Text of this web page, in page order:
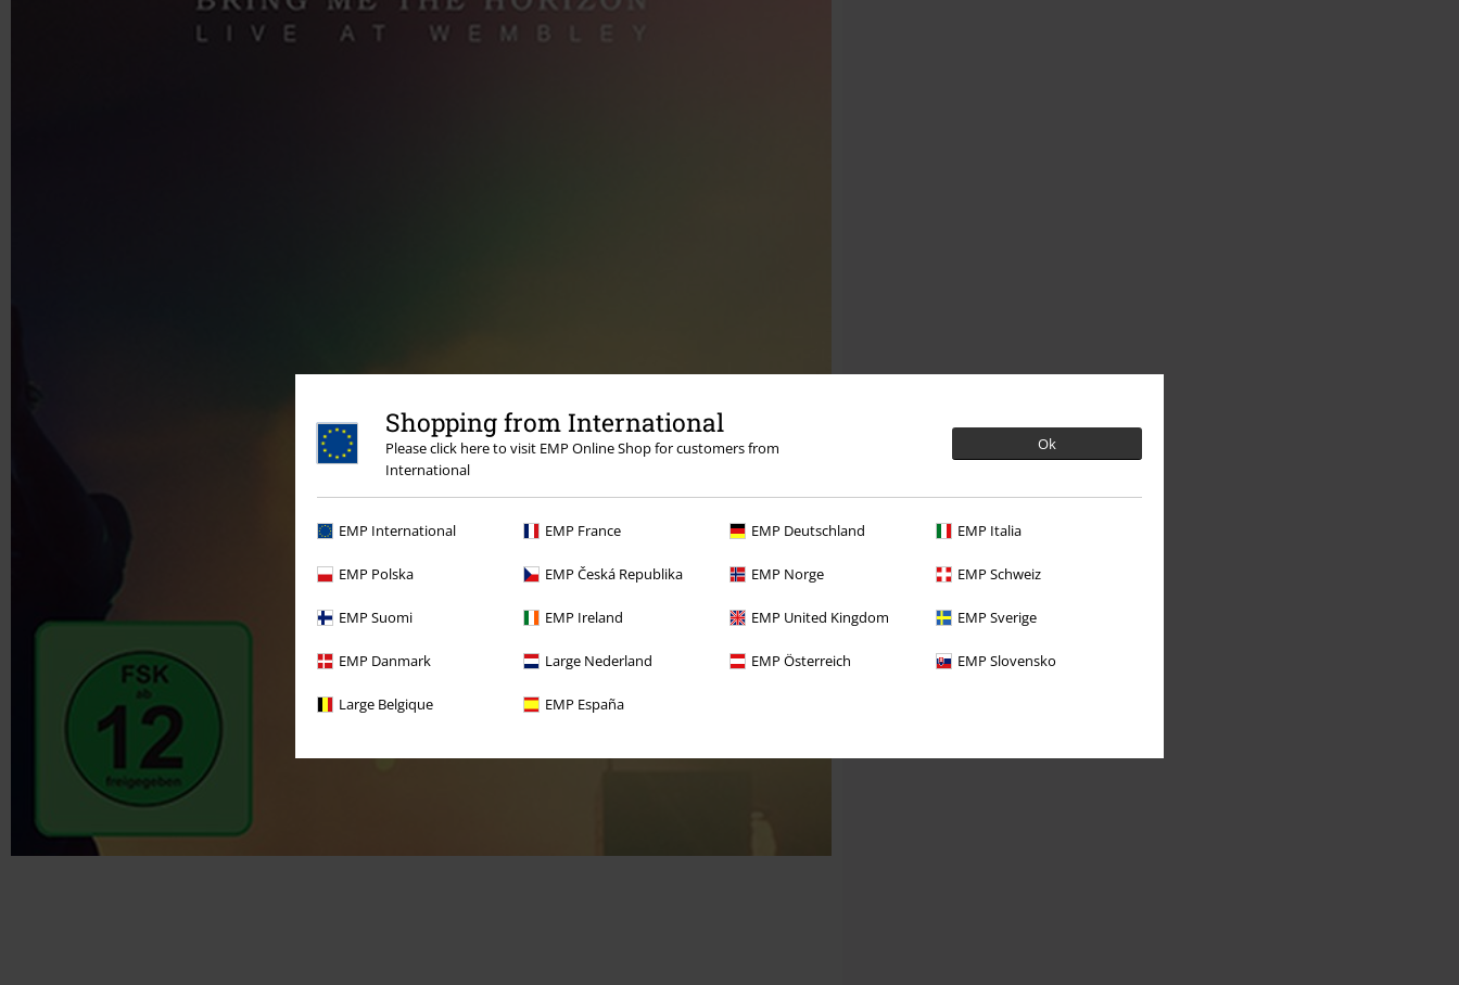
Shopping from International
Please click here to visit EMP Online Shop for customers from
International
Ok
EMP International EMP France EMP Deutschland EMP Italia
EMP Polska EMP Česká Republika EMP Norge EMP Schweiz
EMP Suomi EMP Ireland EMP United Kingdom EMP Sverige
EMP Danmark Large Nederland EMP Österreich EMP Slovensko
Large Belgique EMP España